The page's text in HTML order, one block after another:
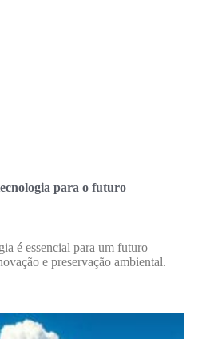
para o futuro
é essencial para um futuro
e preservação ambiental.